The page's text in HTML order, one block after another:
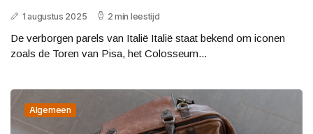
1 augustus 2025 2 min leestijd
De verborgen parels van Italië Italië staat bekend om iconen
zoals de Toren van Pisa, het Colosseum...
Algemeen